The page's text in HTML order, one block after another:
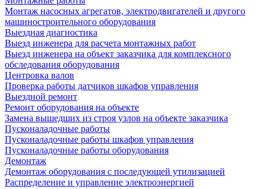
Монтаж насосных агрегатов, электродвигателей и другого
машиностроительного оборудования
Выездная диагностика
Выезд инженера для расчета монтажных работ
Выезд инженера на объект заказчика для комплексного
обследования оборудования
Центровка валов
Проверка работы датчиков шкафов управления
Выездной ремонт
Ремонт оборудования на объекте
Замена вышедших из строя узлов на объекте заказчика
Пусконаладочные работы
Пусконаладочные работы шкафов управления
Пусконаладочные работы оборудования
Демонтаж
Демонтаж оборудования с последующей утилизацией
Распределение и управление электроэнергией